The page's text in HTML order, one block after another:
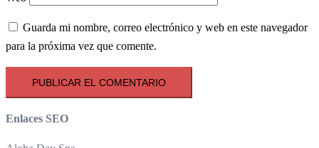
Guarda mi nombre, correo electrónico y web en este navegador
para la próxima vez que comente.
Enlaces SEO